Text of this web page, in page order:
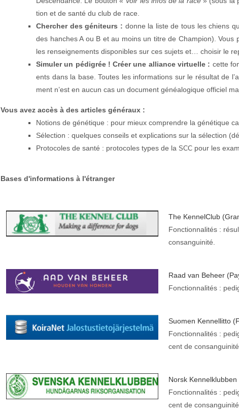
tion et de san­té du club de race.
Chercher des géni­teurs : donne la liste de tous les chiens
des hanch­es A ou B et au moins un titre de Cham­pi­on).
les ren­seigne­ments disponibles sur ces sujets et… choisir le
Simuler un pédi­grée ! Créer une alliance virtuelle : cette
ents dans la base. Toutes les infor­ma­tions sur le résul­tat de
ment n’est en aucun cas un doc­u­ment généalogique offi­ciel
Vous avez accès à des arti­cles généraux :
Notions de géné­tique : pour mieux com­pren­dre la géné­tique
Sélec­tion : quelques con­seils et expli­ca­tions sur la sélec­tion
Pro­to­coles de san­té : pro­to­coles types de la SCC pour les
Bases d'informations à l'étranger
The Ken­nel­Club
Fonc­tion­nal­ités :
consanguinité.
Raad van Beheer
Fonc­tion­nal­ités :
Suomen Ken­nel­lit­to
Fonc­tion­nal­ités :
cent de consanguinité.
Norsk
Fonc­tion­nal­ités :
cent de